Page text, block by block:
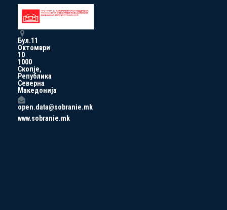
Бул.11
Октомври
10
1000
Скопје,
Република
Северна
Македонија
open.data@sobranie.mk
www.sobranie.mk